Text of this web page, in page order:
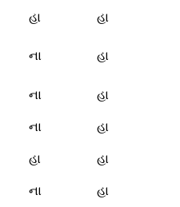
હા હા
ના હા
ના હા
ના હા
હા હા
ના હા